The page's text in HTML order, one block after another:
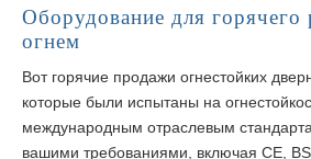
Оборудование для горячего
огнем
Вот горячие продажи огнестойких
которые были испытаны на
международным отраслевым
вашими требованиями, включая CE,